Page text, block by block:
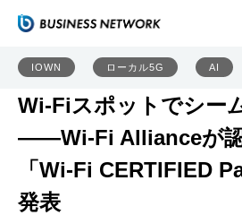
IOWN ローカル5G AI
Wi-Fiスポットでシー
――Wi-Fi Allianceが
「Wi-Fi CERTIFIED
発表